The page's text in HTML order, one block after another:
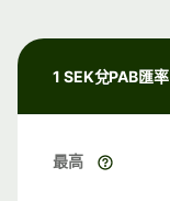
1 SEK兌PAB匯率
最高